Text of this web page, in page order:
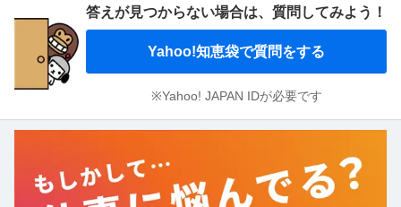
答えが見つからない場合は、 質問してみよう！
Yahoo!知恵袋で質問をする
※Yahoo! JAPAN IDが必要です